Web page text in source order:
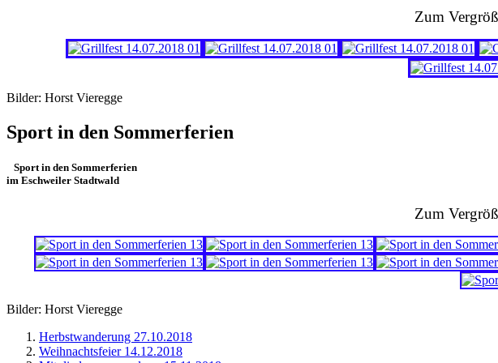
Zum
Bilder: Horst Vieregge
Sport in den Sommerferien
Sport in den Sommerferien
im Eschweiler Stadtwald
Zum
Bilder: Horst Vieregge
Herbstwanderung 27.10.2018
Weihnachtsfeier 14.12.2018